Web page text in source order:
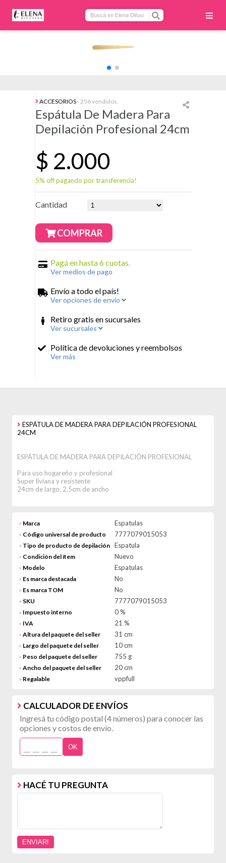
ACCESORIOS- 256 vendidos.
Espátula De Madera Para
Depilación Profesional 24cm
$ 2.000
5% off pagando por transferencia!
Cantidad
COMPRAR
Pagá en hasta 6 cuotas.
Ver medios de pago
Envío a todo el país!
Ver opciones de envío
Retiro gratis en sucursales
Ver sucursales
Política de devoluciones y reembolsos
Ver más
ESPÁTULA DE MADERA PARA DEPILACIÓN PROFESIONAL
24CM
ESPÁTULA DE MADERA PARA DEPILACIÓN PROFESIONAL
Para uso hogareño y profesional
Super liviana y resistente
24cm de largo, 2,5cm de ancho
> Marca Espatulas
> Código universal de producto 7777079015053
> Tipo de producto de depilación Espatula
> Condición del ítem Nuevo
> Modelo Espatulas
> Es marca destacada No
> Es marca TOM No
> SKU 7777079015053
> Impuesto interno 0 %
> IVA 21 %
> Altura del paquete del seller 31 cm
> Largo del paquete del seller 10 cm
> Peso del paquete del seller 755 g
> Ancho del paquete del seller 20 cm
> Regalable vppfull
CALCULADOR DE ENVÍOS
Ingresá tu código postal (4 números) para conocer las
opciones y costos de envío.
OK
HACÉ TU PREGUNTA